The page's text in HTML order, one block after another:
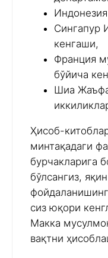
Сингапур
кенгаши,
Франция
бўйича
Шиа
Ҳисоб-
минтақадаги
бурчакларига
бўлсангиз,
сиз юқори
Макка
вақтни